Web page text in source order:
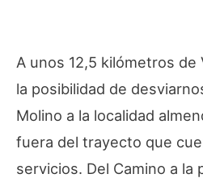
A unos 12,5 kilómetros
la posibilidad de
Molino a la localidad
fuera del trayecto que
servicios. Del Camino a la